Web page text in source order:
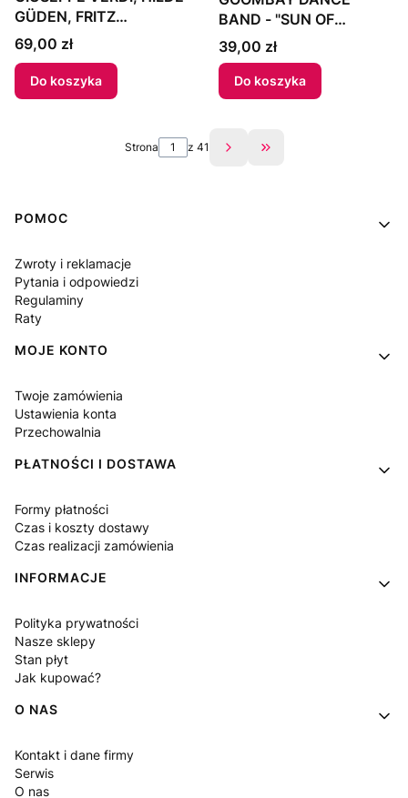
GÜDEN, FRITZ
WUNDERLICH,
DIETRICH
FISCHER.DIESKAU, DIR.
BRUNO BARTOLETTI -
Cena
69,00 zł
Do koszyka
BAND - "SUN OF
JAMAICA" 1980 Poland
Cena
39,00 zł
Do koszyka
Strona z 41 Przejdź do ostatniej
Linki w stopce
POMOC
Zwroty i reklamacje
Pytania i odpowiedzi
Regulaminy
Raty
MOJE KONTO
Twoje zamówienia
Ustawienia konta
Przechowalnia
PŁATNOŚCI I DOSTAWA
Formy płatności
Czas i koszty dostawy
Czas realizacji zamówienia
INFORMACJE
Polityka prywatności
Nasze sklepy
Stan płyt
Jak kupować?
O NAS
Kontakt i dane firmy
Serwis
O nas